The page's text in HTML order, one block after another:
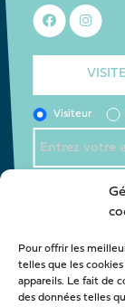
Pour offrir les
telles que les
appareils. Le fait de
des données telles
Visiteur